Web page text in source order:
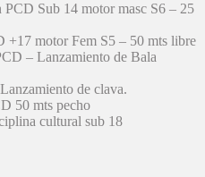
Sub 14 motor masc S6 – 25
+17 motor Fem S5 – 50 mts libre
– Lanzamiento de Bala
de clava.
50 mts pecho
cultural sub 18